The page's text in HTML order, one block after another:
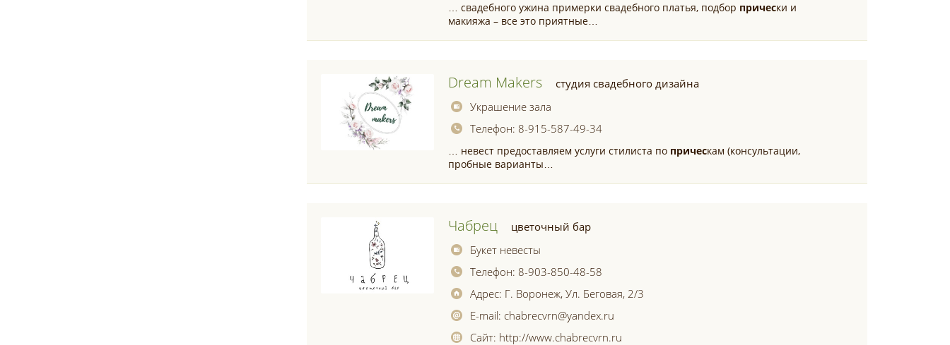
… свадебного ужина примерки свадебного платья, подбор прически и
макияжа – все это приятные…
Dream Makers
студия свадебного дизайна
Украшение зала
Телефон: 8-915-587-49-34
… невест предоставляем услуги стилиста по прическам (консультации,
пробные варианты…
Чабрец
цветочный бар
Букет невесты
Телефон: 8-903-850-48-58
Адрес: Г. Воронеж, Ул. Беговая, 2/3
E-mail: chabrecvrn@yandex.ru
Сайт: http://www.chabrecvrn.ru